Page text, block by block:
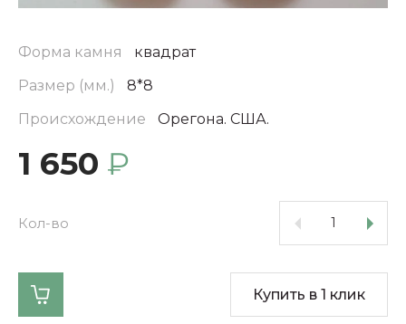
Форма камня
квадрат
Размер (мм.)
8*8
Происхождение
Орегона. США.
1 650 ₽
Кол-во
Купить в 1 клик